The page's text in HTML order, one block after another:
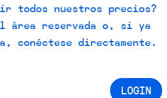
todos nuestros precios?
área reservada o, si ya
conéctese directamente.
LOGIN